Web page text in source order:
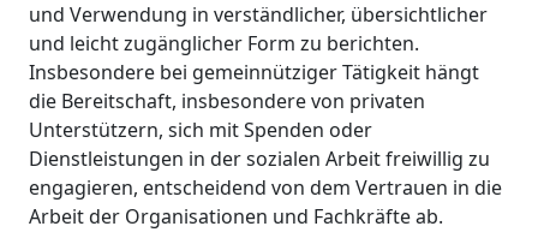
und Verwendung in verständlicher, übersichtlicher
und leicht zugänglicher Form zu berichten.
Insbesondere bei gemeinnütziger Tätigkeit hängt
die Bereitschaft, insbesondere von privaten
Unterstützern, sich mit Spenden oder
Dienstleistungen in der sozialen Arbeit freiwillig zu
engagieren, entscheidend von dem Vertrauen in die
Arbeit der Organisationen und Fachkräfte ab.